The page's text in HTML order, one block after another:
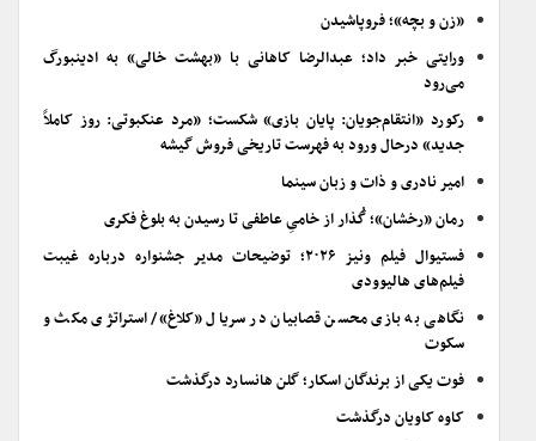
«زن و بچه»؛ فروپاشیدن
ورایتی خبر داد؛ عبدالرضا کاهانی با «بهشت خالی» به ادینبورگ
می‌رود
رکورد «انتقام‌جویان: پایان بازی» شکست؛ «مرد عنکبوتی: روز کاملاً
جدید» درحال ورود به فهرست تاریخی فروش گیشه
امیر نادری و ذات و زبان سینما
رمان «رخشان»؛ گُذار از خامیِ عاطفی تا رسیدن به بلوغ فکری
فستیوال فیلم ونیز ۲۰۲۶؛ توضیحات مدیر جشنواره درباره غیبت
فیلم‌های هالیوودی
نگاهی به بازی محسن قصابیان در سریال «کلاغ»/ استراتژی مکث و
سکوت
فوت یکی از برندگان اسکار؛ گلن هانسارد درگذشت
کاوه کاویان درگذشت